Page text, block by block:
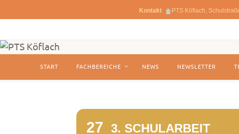
Kontakt PTS Köflach,
Inhalt
springen
springen
START FACHBEREICHE NEWS NEWSLETTER
27 3. SCHULARBEIT